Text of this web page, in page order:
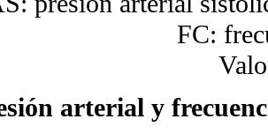
FC:
arterial y